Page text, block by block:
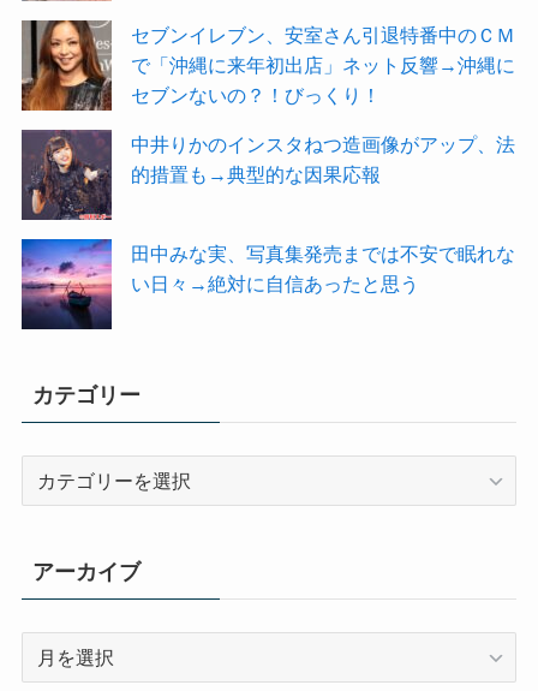
セブンイレブン、安室さん引退特番中のＣＭ
で「沖縄に来年初出店」ネット反響→沖縄に
セブンないの？！びっくり！
中井りかのインスタねつ造画像がアップ、法
的措置も→典型的な因果応報
田中みな実、写真集発売までは不安で眠れな
い日々→絶対に自信あったと思う
カテゴリー
リ
ー
アーカイブ